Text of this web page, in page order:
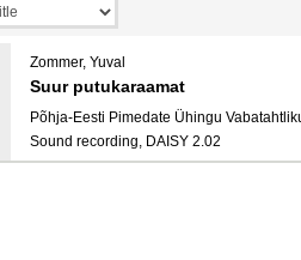
Zommer, Yuval
Suur putukaraamat
Põhja-Eesti Pimedate Ühingu
Sound recording, DAISY 2.02